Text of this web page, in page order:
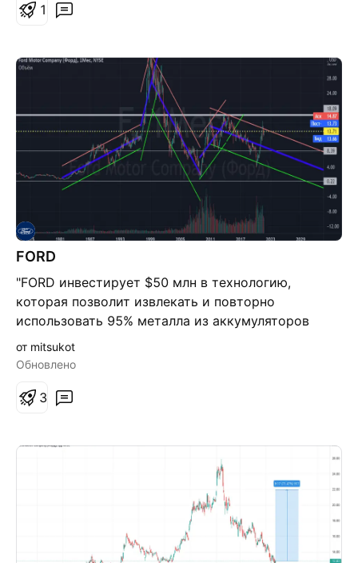
1
FORD
"FORD инвестирует $50 млн в технологию,
которая позволит извлекать и повторно
использовать 95% металла из аккумуляторов
электромобилей." Всё для #лохов#. Самое
главное сделать вброс в глаза и уши инвесторов.
образование, связанное с литьём и обработкой
думать(#жопафордукакдристанулизоднойстраныс
огромнымрынкомпотребленияавто#) Коменты не
от mitsukot
Обновлено
3